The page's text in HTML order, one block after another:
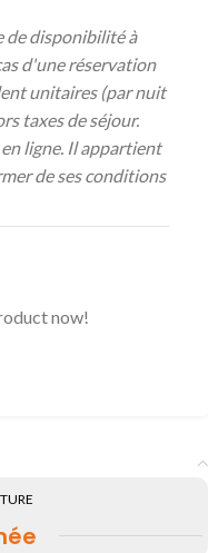
de disponibilité à
d'une réservation
unitaires (par nuit
taxes de séjour.
ligne. Il appartient
de ses conditions
now!